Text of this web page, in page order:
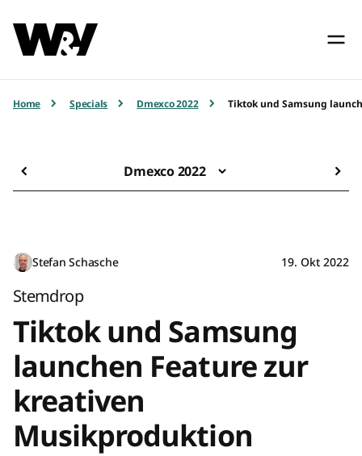
Home Specials Dmexco 2022 Tiktok und Samsung
Dmexco 2022
Stefan Schasche 19. Okt 2022
Stemdrop
Tiktok und Samsung
launchen Feature zur
kreativen
Musikproduktion